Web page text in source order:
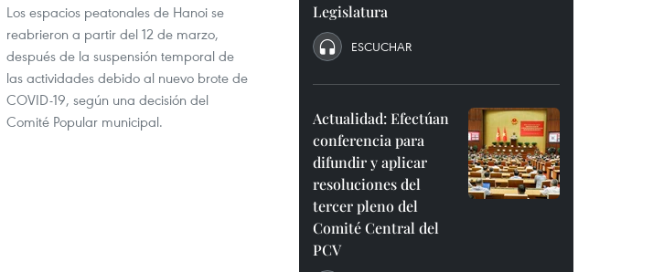
Los espacios peatonales de Hanoi se
reabrieron a partir del 12 de marzo,
después de la suspensión temporal de
las actividades debido al nuevo brote de
COVID-19, según una decisión del
Comité Popular municipal.
Legislatura
ESCUCHAR
Actualidad: Efectúan
conferencia para
difundir y aplicar
resoluciones del
tercer pleno del
Comité Central del
PCV